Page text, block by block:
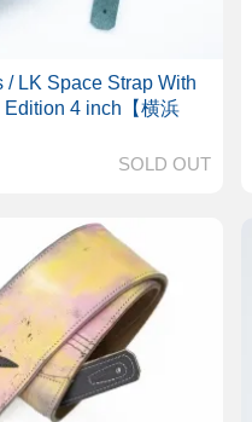
/ LK Space Strap With
4 inch【横浜
SOLD OUT